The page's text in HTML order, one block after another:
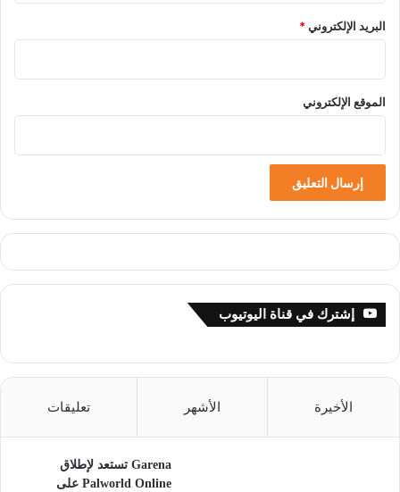
البريد الإلكتروني*
الموقع الإلكتروني
إشترك في قناة اليوتيوب
الأخيرة الأشهر تعليقات
Garena تستعد لإطلاق
Palworld Online على